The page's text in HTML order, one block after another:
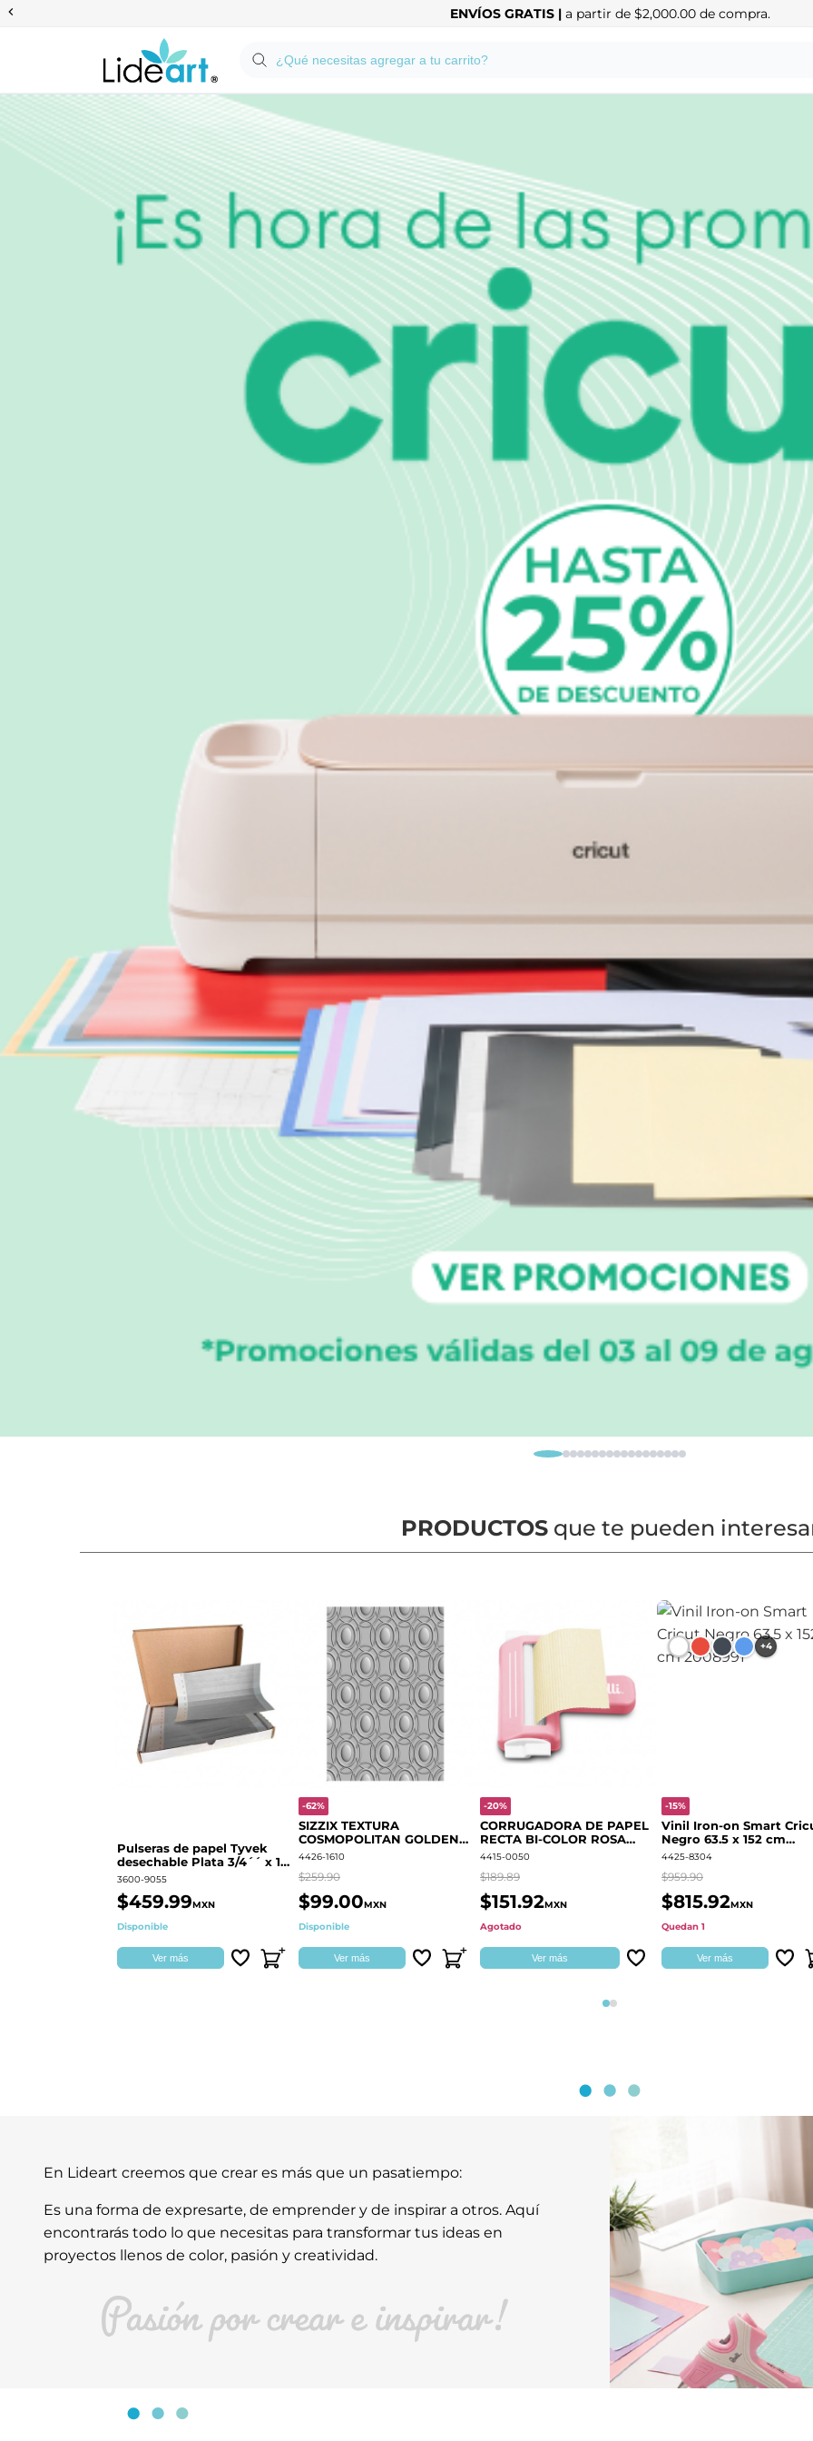
Anterior ENVÍOS GRATIS | a partir de $2,000.00 de compra.
PRODUCTOSque te pueden
Pulseras de papel Tyvek
desechable Plata 3/4´´ x 10
´´
3600-9055
$459.99MXN
Disponible
Ver más
-62%
SIZZIX TEXTURA
COSMOPOLITAN GOLDEN
RINGS S.PARK 666700
4426-1610
$259.90
$99.00MXN
Disponible
Ver más
-20%
CORRUGADORA DE PAPEL
RECTA BI-COLOR ROSA
QUELLI
4415-0050
$189.89
$151.92MXN
Agotado
Ver más
+4
-15%
Vinil Iron-on Smart
Negro 63.5 x 152 cm
2008991
4425-8304
$959.90
$815.92MXN
Quedan 1
Ver más
Página 1
Página 2
En Lideart creemos que crear es más que un pasatiempo:
Es una forma de expresarte, de emprender y de inspirar a otros. Aquí
encontrarás todo lo que necesitas para transformar tus ideas en
proyectos llenos de color, pasión y creatividad.